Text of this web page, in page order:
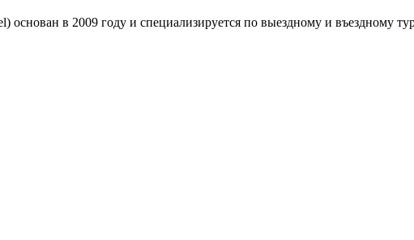
в 2009 году и специализируется по выездному и въездному